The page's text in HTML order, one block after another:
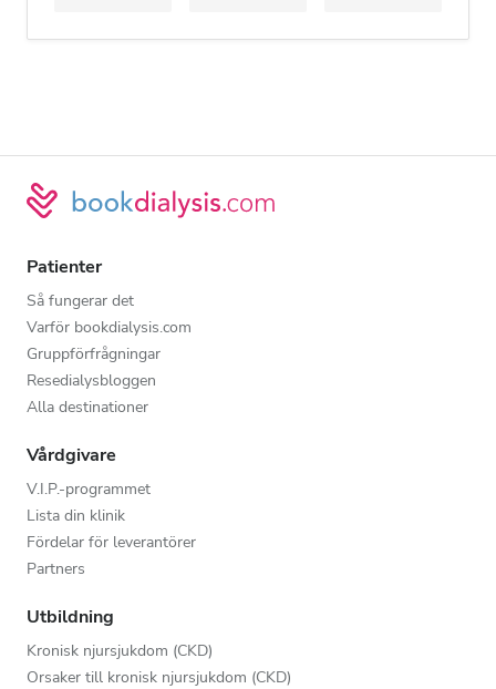
Patienter
Så fungerar det
Varför bookdialysis.com
Gruppförfrågningar
Resedialysbloggen
Alla destinationer
Vårdgivare
V.I.P.-programmet
Lista din klinik
Fördelar för leverantörer
Partners
Utbildning
Kronisk njursjukdom (CKD)
Orsaker till kronisk njursjukdom (CKD)